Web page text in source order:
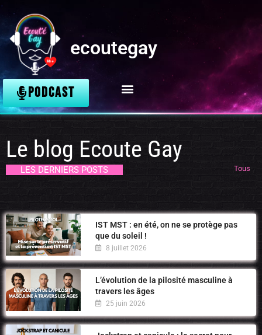
ecoutegay
PODCAST
Le blog Ecoute Gay
LES DERNIERS POSTS Tous
IST MST : en été, on ne se protège pas
que du soleil !
8 juillet 2026
L’évolution de la pilosité masculine à
travers les âges
25 juin 2026